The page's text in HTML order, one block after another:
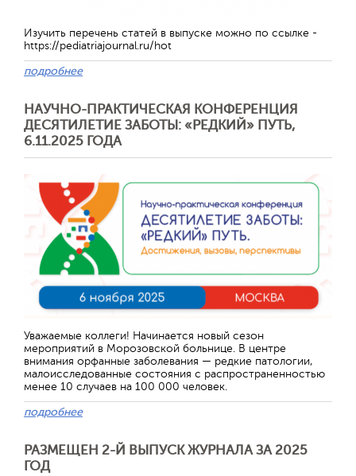
Изучить перечень статей в выпуске можно по ссылке -
https://pediatriajournal.ru/hot
подробнее
НАУЧНО-ПРАКТИЧЕСКАЯ КОНФЕРЕНЦИЯ
ДЕСЯТИЛЕТИЕ ЗАБОТЫ: «РЕДКИЙ» ПУТЬ,
6.11.2025 ГОДА
Уважаемые коллеги! Начинается новый сезон
мероприятий в Морозовской больнице. В центре
внимания орфанные заболевания — редкие патологии,
малоисследованные состояния с распространенностью
менее 10 случаев на 100 000 человек.
подробнее
РАЗМЕЩЕН 2-Й ВЫПУСК ЖУРНАЛА ЗА 2025
ГОД